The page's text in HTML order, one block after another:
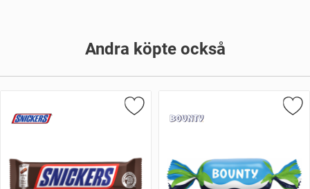
Andra köpte också